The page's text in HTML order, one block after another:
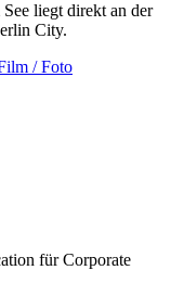
liegt direkt an der
City.
/ Foto
für Corporate